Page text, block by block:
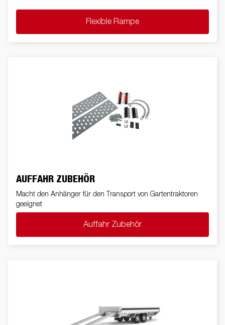
Flexible Rampe
AUFFAHR ZUBEHÖR
Macht den Anhänger für den Transport von Gartentraktoren
geeignet
Auffahr Zubehör